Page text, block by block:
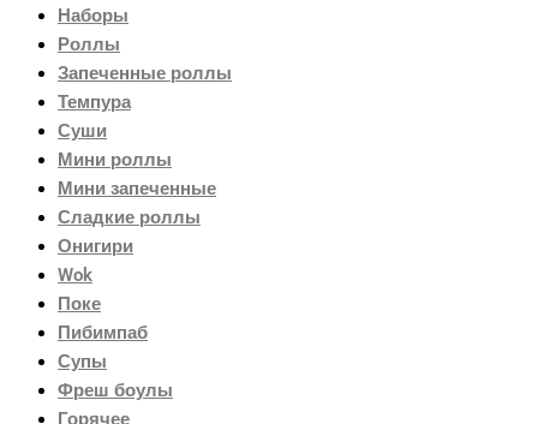
Наборы
Роллы
Запеченные роллы
Темпура
Суши
Мини роллы
Мини запеченные
Сладкие роллы
Онигири
Wok
Поке
Пибимпаб
Супы
Фреш боулы
Горячее